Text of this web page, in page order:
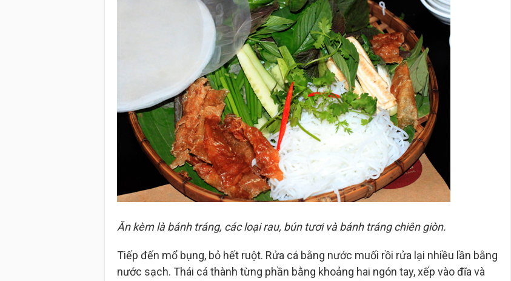
Ăn kèm là bánh tráng, các loại rau, bún tươi và bánh tráng chiên giòn.
Tiếp đến mổ bụng, bỏ hết ruột. Rửa cá bằng nước muối rồi rửa lại nhiều lần bằng
nước sạch. Thái cá thành từng phần bằng khoảng hai ngón tay, xếp vào đĩa và